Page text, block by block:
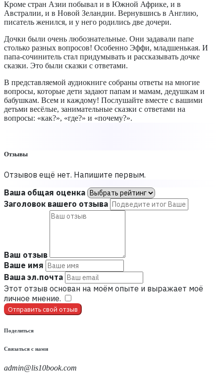
Кроме стран Азии побывал и в Южной Африке, и в
Австралии, и в Новой Зеландии. Вернувшись в Англию,
писатель женился, и у него родились две дочери.
Дочки были очень любознательные. Они задавали папе
столько разных вопросов! Особенно Эффи, младшенькая. И
папа-сочинитель стал придумывать и рассказывать дочке
сказки. Это были сказки с ответами.
В представляемой аудиокниге собраны ответы на многие
вопросы, которые дети задают папам и мамам, дедушкам и
бабушкам. Всем и каждому! Послушайте вместе с вашими
детьми весёлые, занимательные сказки с ответами на
вопросы: «как?», «где?» и «почему?».
Отзывы
Отзывов ещё нет. Напишите первым.
Ваша общая оценка
Заголовок вашего отзыва
Ваш отзыв
Ваше имя
Ваша эл.почта
Этот отзыв основан на моём опыте и выражает моё
личное мнение.
Отправить свой отзыв
Поделиться
Связаться с нами
admin@lis10book.com